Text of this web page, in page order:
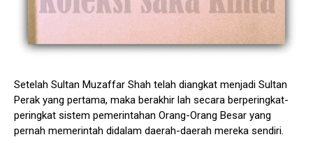
Setelah Sultan Muzaffar Shah telah diangkat menjadi Sultan
Perak yang pertama, maka berakhir lah secara berperingkat-
peringkat sistem pemerintahan Orang-Orang Besar yang
pernah memerintah didalam daerah-daerah mereka sendiri.